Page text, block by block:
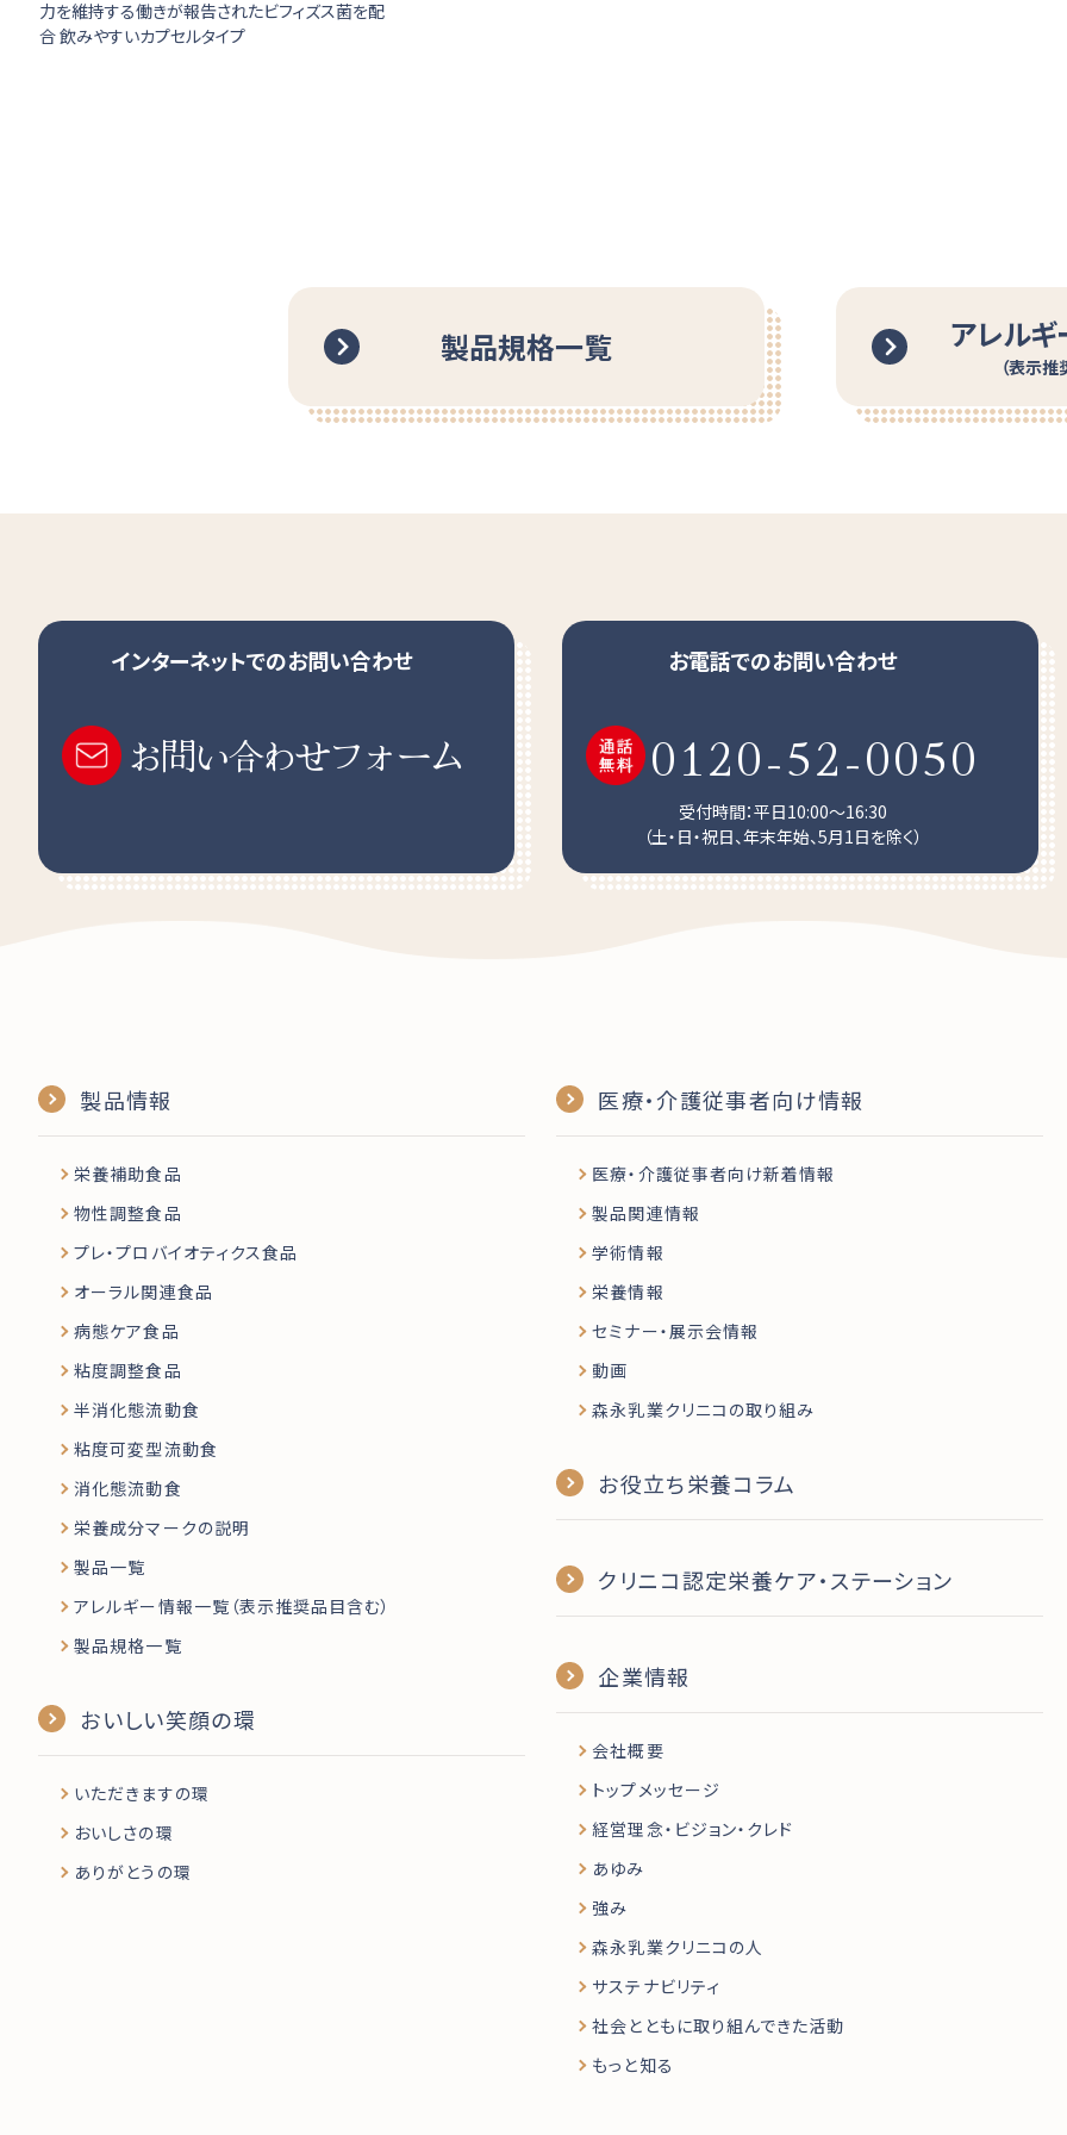
力を維持する働きが報告されたビフィズス菌を配
合 飲みやすいカプセルタイプ
製品規格一覧 アレル
（表示推
インターネットでのお問い合わせ
お問い合わせフォーム
お電話でのお問い合わせ
0120-52-0050
受付時間：平日10:00～16:30
（土・日・祝日、年末年始、5月1日を除く）
製品情報
栄養補助食品
物性調整食品
プレ・プロバイオティクス食品
オーラル関連食品
病態ケア食品
粘度調整食品
半消化態流動食
粘度可変型流動食
消化態流動食
栄養成分マークの説明
製品一覧
アレルギー情報一覧（表示推奨品目含む）
製品規格一覧
おいしい笑顔の環
いただきますの環
おいしさの環
ありがとうの環
医療・介護従事者向け情報
医療・介護従事者向け新着情報
製品関連情報
学術情報
栄養情報
セミナー・展示会情報
動画
森永乳業クリニコの取り組み
お役立ち栄養コラム
クリニコ認定栄養ケア・ステーション
企業情報
会社概要
トップメッセージ
経営理念・ビジョン・クレド
あゆみ
強み
森永乳業クリニコの人
サステナビリティ
社会とともに取り組んできた活動
もっと知る